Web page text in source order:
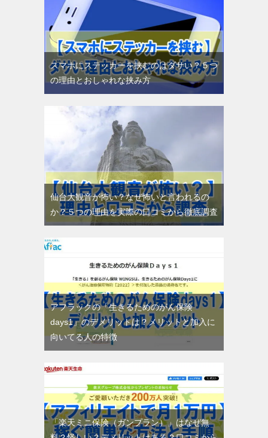
スマホにステッカーを挟むのはダサい？５つ
の理由とおしゃれな挟み方
仙台大観音が怖い？なぜ怖いと言われるの
か？５つの理由を実際の口コミから徹底調査
アフラックの「生きるためのがん保険
days1」のデメリットは？メリットと加入に
向いてる人の特徴
「楽天ミニ保険（ガンプラン）」はなぜ無